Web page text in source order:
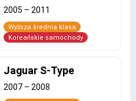
2005 – 2011
Wyższa średnia klasa
Koreańskie samochody
Jaguar S-Type
2007 – 2008